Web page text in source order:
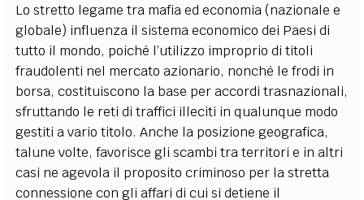
Lo stretto legame tra mafia ed economia (nazionale e
globale) influenza il sistema economico dei Paesi di
tutto il mondo, poiché l’utilizzo improprio di titoli
fraudolenti nel mercato azionario, nonché le frodi in
borsa, costituiscono la base per accordi trasnazionali,
sfruttando le reti di traffici illeciti in qualunque modo
gestiti a vario titolo. Anche la posizione geografica,
talune volte, favorisce gli scambi tra territori e in altri
casi ne agevola il proposito criminoso per la stretta
connessione con gli affari di cui si detiene il